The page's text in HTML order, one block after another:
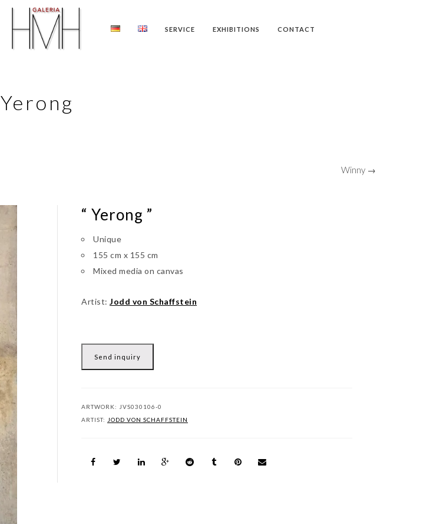
SERVICE EXHIBITIONS CONTACT
Yerong
Winny →
“ Yerong ”
Unique
155 cm x 155 cm
Mixed media on canvas
Artist: Jodd von Schaffstein
Send inquiry
ARTWORK: JVS030106-0
ARTIST: JODD VON SCHAFFSTEIN